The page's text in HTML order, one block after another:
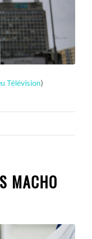
Télévision)
MACHO